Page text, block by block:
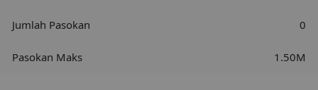
Jumlah Pasokan 0
Pasokan Maks 1.50M